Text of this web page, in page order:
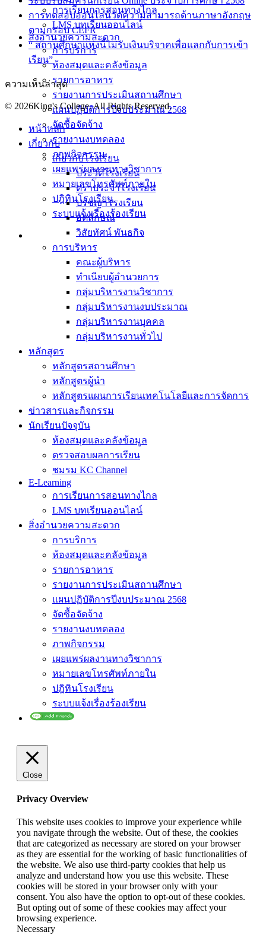
การเรียนการสอนทางไกล
LMS บทเรียนออนไลน์
สิ่งอำนวยความสะดวก
การบริการ
ห้องสมุดและคลังข้อมูล
รายการอาหาร
รายงานการประเมินสถานศึกษา
แผนปฏิบัติการปีงบประมาณ 2568
จัดซื้อจัดจ้าง
รายงานงบทดลอง
ภาพกิจกรรม
เผยแพร่ผลงานทางวิชาการ
หมายเลขโทรศัพท์ภายใน
ปฎิทินโรงเรียน
ระบบแจ้งเรื่องร้องเรียน
การทดสอบออนไลน์วัดความสามารถด้านภาษาอังกฤษ
ตามกรอบ CEFR
“ สถานศึกษาแห่งนี้ไม่รับเงินบริจาคเพื่อแลกกับการเข้า
เรียน”
ความเห็นล่าสุด
© 2026King's College. All Rights Reserved.
หน้าหลัก
เกี่ยวกับ
เกี่ยวกับโรงเรียน
ประวัติโรงเรียน
ตราประจำโรงเรียน
ปรัชญาโรงเรียน
อัตลักษณ์
วิสัยทัศน์ พันธกิจ
การบริหาร
คณะผู้บริหาร
ทำเนียบผู้อำนวยการ
กลุ่มบริหารงานวิชาการ
กลุ่มบริหารงานงบประมาณ
กลุ่มบริหารงานบุคคล
กลุ่มบริหารงานทั่วไป
หลักสูตร
หลักสูตรสถานศึกษา
หลักสูตรผู้นำ
หลักสูตรแผนการเรียนเทคโนโลยีและการจัดการ
ข่าวสารและกิจกรรม
นักเรียนปัจจุบัน
ห้องสมุดและคลังข้อมูล
ตรวจสอบผลการเรียน
ชมรม KC Channel
E-Learning
การเรียนการสอนทางไกล
LMS บทเรียนออนไลน์
สิ่งอำนวยความสะดวก
การบริการ
ห้องสมุดและคลังข้อมูล
รายการอาหาร
รายงานการประเมินสถานศึกษา
แผนปฏิบัติการปีงบประมาณ 2568
จัดซื้อจัดจ้าง
รายงานงบทดลอง
ภาพกิจกรรม
เผยแพร่ผลงานทางวิชาการ
หมายเลขโทรศัพท์ภายใน
ปฎิทินโรงเรียน
ระบบแจ้งเรื่องร้องเรียน
Close
Privacy Overview
This website uses cookies to improve your experience while
you navigate through the website. Out of these, the cookies
that are categorized as necessary are stored on your browser
as they are essential for the working of basic functionalities of
the website. We also use third-party cookies that help us
analyze and understand how you use this website. These
cookies will be stored in your browser only with your
consent. You also have the option to opt-out of these cookies.
But opting out of some of these cookies may affect your
browsing experience.
Necessary